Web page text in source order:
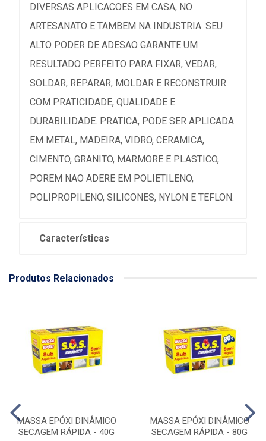
DIVERSAS APLICACOES EM CASA, NO
ARTESANATO E TAMBEM NA INDUSTRIA. SEU
ALTO PODER DE ADESAO GARANTE UM
RESULTADO PERFEITO PARA FIXAR, VEDAR,
SOLDAR, REPARAR, MOLDAR E RECONSTRUIR
COM PRATICIDADE, QUALIDADE E
DURABILIDADE. PRATICA, PODE SER APLICADA
EM METAL, MADEIRA, VIDRO, CERAMICA,
CIMENTO, GRANITO, MARMORE E PLASTICO,
POREM NAO ADERE EM POLIETILENO,
POLIPROPILENO, SILICONES, NYLON E TEFLON.
Características
Produtos Relacionados
MASSA EPÓXI DINÂMICO
SECAGEM RÁPIDA - 40G
MASSA EPÓXI DINÂMICO
SECAGEM RÁPIDA - 80G